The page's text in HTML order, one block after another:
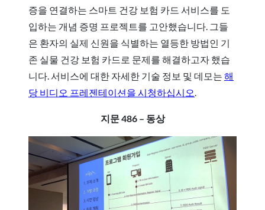
증을 연결하는 스마트 건강 보험 카드 서비스를 도
입하는 개념 증명 프로젝트를 고안했습니다. 그들
은 환자의 실제 신원을 식별하는 열등한 방법인 기
존 실물 건강 보험 카드로 문제를 해결하고자 했습
니다. 서비스에 대한 자세한 기술 정보 및 데모는 해
당 비디오 프레젠테이션을 시청하십시오.
지문 486 – 동상